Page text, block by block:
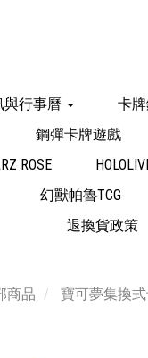
與行事曆 卡
鋼彈卡牌遊戲
ROSE
幻獸帕魯TCG
退換貨政策
商品 寶可夢集換